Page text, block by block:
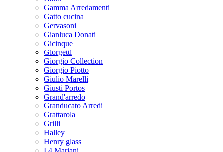
Gamma Arredamenti
Gatto cucina
Gervasoni
Gianluca Donati
Gicinque
Giorgetti
Giorgio Collection
Giorgio Piotto
Giulio Marelli
Giusti Portos
Grand'arredo
Granducato Arredi
Grattarola
Grilli
Halley
Henry glass
I 4 Mariani